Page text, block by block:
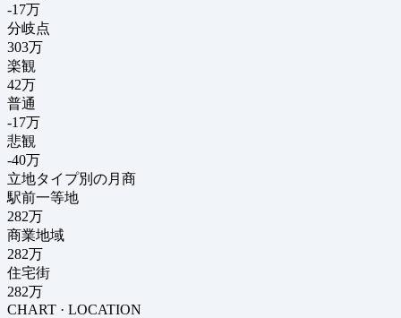
-17万
分岐点
303万
楽観
42万
普通
-17万
悲観
-40万
立地タイプ別の月商
駅前一等地
282万
商業地域
282万
住宅街
282万
CHART · LOCATION